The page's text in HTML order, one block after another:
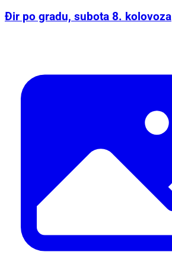
Đir po gradu, subota 8. kolovoza